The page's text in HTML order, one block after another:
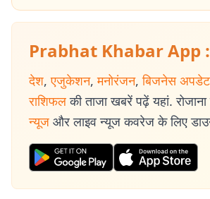
Prabhat Khabar App :
देश, एजुकेशन, मनोरंजन, बिजनेस अपडेट
राशिफल की ताजा खबरें पढ़ें यहां.
न्यूज और लाइव न्यूज कवरेज के लिए